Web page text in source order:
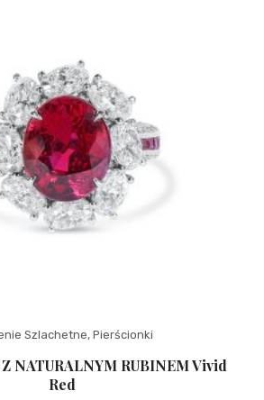
Szlachetne, Pierścionki
NATURALNYM RUBINEM Vivid
Red